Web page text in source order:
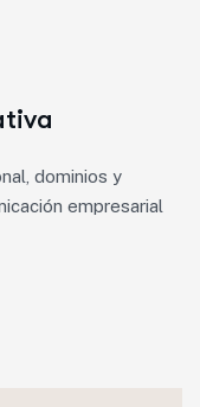
dominios y
empresarial